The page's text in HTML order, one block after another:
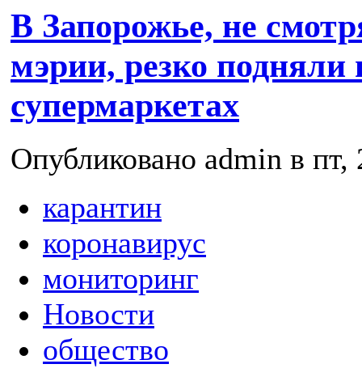
В Запорожье, не
мэрии, резко подняли
супермаркетах
Опубликовано admin в
карантин
коронавирус
мониторинг
Новости
общество